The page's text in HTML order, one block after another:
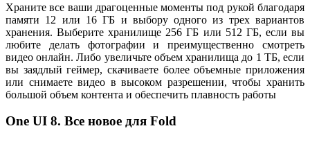
Храните все ваши драгоценные моменты под рукой благодаря
памяти 12 или 16 ГБ и выбору одного из трех вариантов
хранения. Выберите хранилище 256 ГБ или 512 ГБ, если вы
любите делать фотографии и преимущественно смотреть
видео онлайн. Либо увеличьте объем хранилища до 1 ТБ, если
вы заядлый геймер, скачиваете более объемные приложения
или снимаете видео в высоком разрешении, чтобы хранить
большой объем контента и обеспечить плавность работы
One UI 8. Все новое для Fold